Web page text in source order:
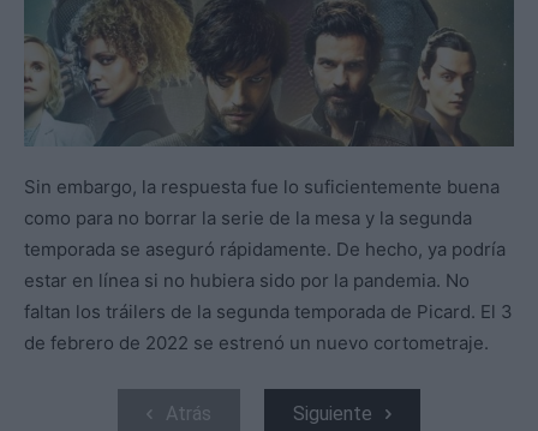
Sin embargo, la respuesta fue lo suficientemente buena
como para no borrar la serie de la mesa y la segunda
temporada se aseguró rápidamente. De hecho, ya podría
estar en línea si no hubiera sido por la pandemia. No
faltan los tráilers de la segunda temporada de Picard. El 3
de febrero de 2022 se estrenó un nuevo cortometraje.
Atrás Siguiente